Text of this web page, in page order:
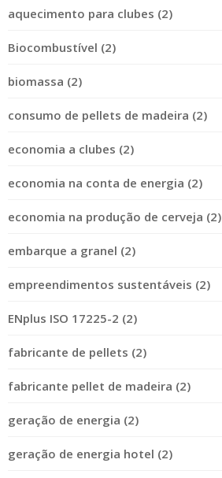
aquecimento para clubes (2)
Biocombustível (2)
biomassa (2)
consumo de pellets de madeira (2)
economia a clubes (2)
economia na conta de energia (2)
economia na produção de cerveja (2)
embarque a granel (2)
empreendimentos sustentáveis (2)
ENplus ISO 17225-2 (2)
fabricante de pellets (2)
fabricante pellet de madeira (2)
geração de energia (2)
geração de energia hotel (2)